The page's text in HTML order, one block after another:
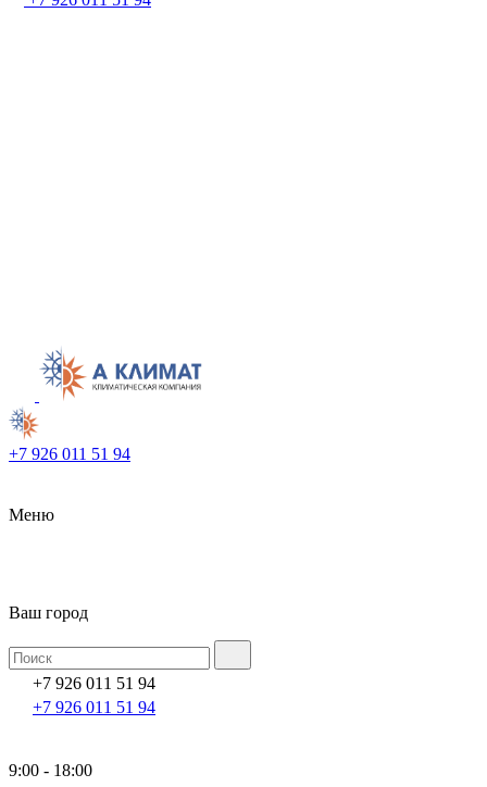
+7 926 011 51 94
Меню
Ваш город
+7 926 011 51 94
+7 926 011 51 94
9:00 - 18:00